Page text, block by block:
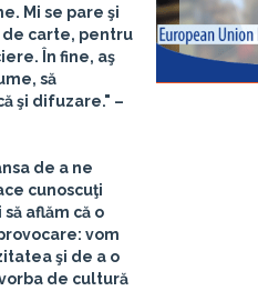
Mi se pare şi
carte, pentru
În fine, aş
să
şi difuzare." –
de a ne
cunoscuţi
aflăm că o
vom
şi de a o
de cultură